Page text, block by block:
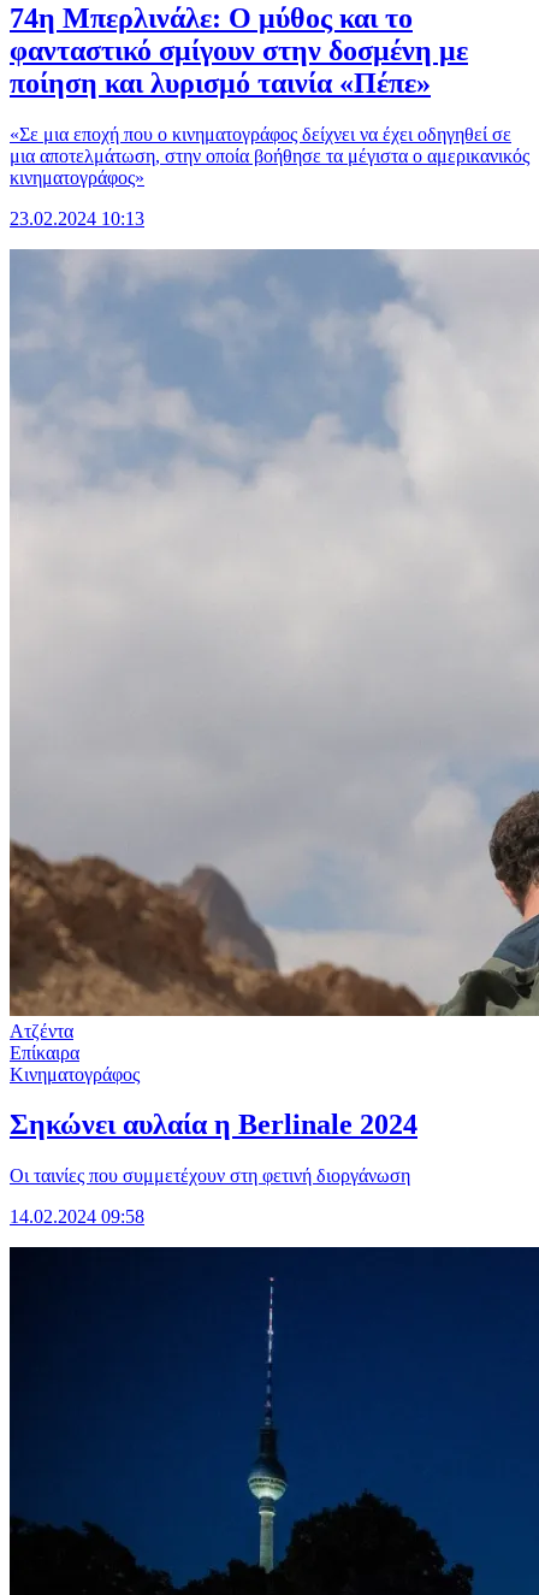
74η Μπερλινάλε: Ο μύθος και το
φανταστικό σμίγουν στην δοσμένη με
ποίηση και λυρισμό ταινία «Πέπε»
«Σε μια εποχή που ο κινηματογράφος δείχνει να έχει οδηγηθεί σε
μια αποτελμάτωση, στην οποία βοήθησε τα μέγιστα ο αμερικανικός
κινηματογράφος»
23.02.2024 10:13
Ατζέντα
Επίκαιρα
Κινηματογράφος
Σηκώνει αυλαία η Berlinale 2024
Οι ταινίες που συμμετέχουν στη φετινή διοργάνωση
14.02.2024 09:58